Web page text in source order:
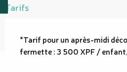
Tarifs
*Tarif pour un après-midi
fermette : 3 500 XPF /